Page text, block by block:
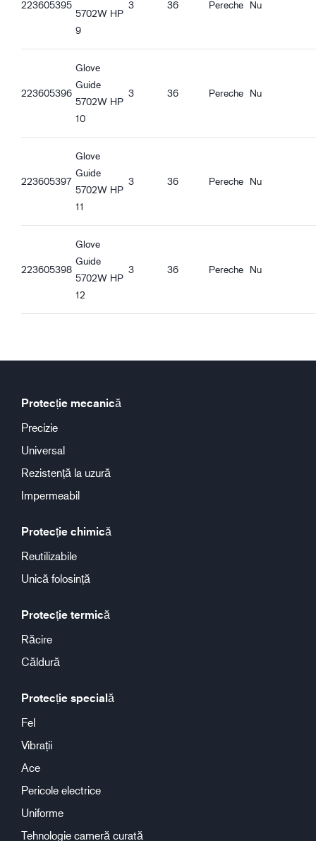
Caracteristici calitate
Compatibil REACH
Caracteristici ergonomice
Potrivire standard
Căptușită pentru căldură
Rezistentă la vânt
Bună aderență în condiții umede
223605395
5702W HP
9
3 36 Pereche Nu
223605396
Glove
Guide
5702W HP
10
3 36 Pereche Nu
223605397
Glove
Guide
5702W HP
11
3 36 Pereche Nu
223605398
Glove
Guide
5702W HP
12
3 36 Pereche Nu
Protecție mecanică
Precizie
Universal
Rezistență la uzură
Impermeabil
Protecție chimică
Reutilizabile
Unică folosință
Protecție termică
Răcire
Căldură
Protecție specială
Fel
Vibrații
Ace
Pericole electrice
Uniforme
Tehnologie cameră curată